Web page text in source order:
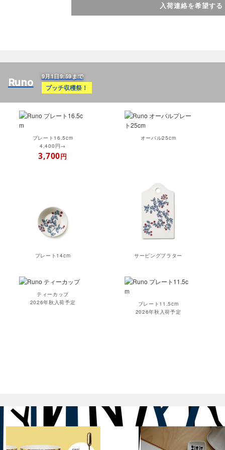
入荷連絡を希望する
Runo
9月1日9:59まで
プッチ収穫祭！
プレート16.5cm
4,400円→
3,700円
オーバル25cm
プレート14cm サービングプラター
ティーカップ
2026年秋入荷予定
プレート11.5cm
2026年秋入荷予定